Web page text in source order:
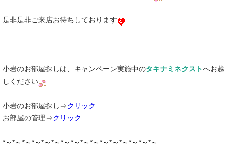
是非是非ご来店お待ちしております
小岩のお部屋探しは、キャンペーン実施中のタキナミネクストへお越
しください
小岩のお部屋探し⇒クリック
お部屋の管理⇒クリック
*～*～*～*～*～*～*～*～*～*～*～*～*～*～*～*～